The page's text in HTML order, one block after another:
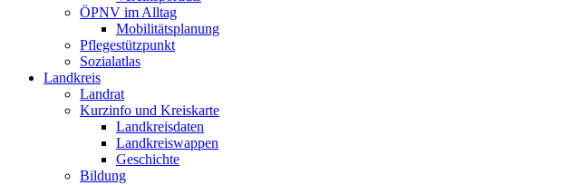
ÖPNV im Alltag
Mobilitätsplanung
Pflegestützpunkt
Sozialatlas
Landkreis
Landrat
Kurzinfo und Kreiskarte
Landkreisdaten
Landkreiswappen
Geschichte
Bildung